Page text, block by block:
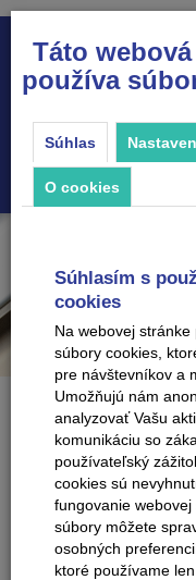
PRODUKTY
Značka
Všetky značky
Podlahové
Plávajúce
Táto
používa
Súhlas
O cookies
Súhlasím s
cookies
Na webovej
súbory cookies,
pre návštevníkov a
Umožňujú nám
analyzovať Vašu
komunikáciu so
používateľský
cookies sú
fungovanie webovej
súbory môžete
osobných
ktoré používame